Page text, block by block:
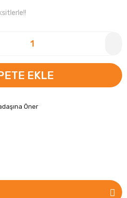
EKLE
Öner